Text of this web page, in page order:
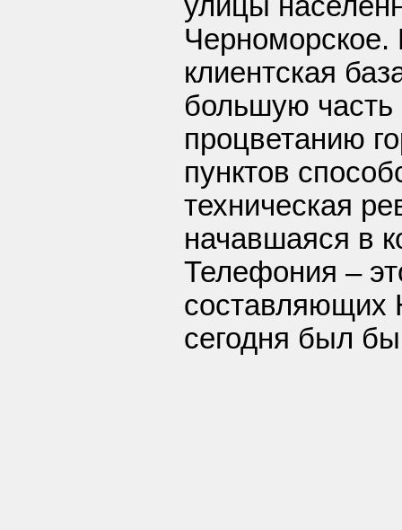
клиентская
большую часть
процветанию
пунктов
техническая
начавшаяся в
Телефония –
составляющих
сегодня был